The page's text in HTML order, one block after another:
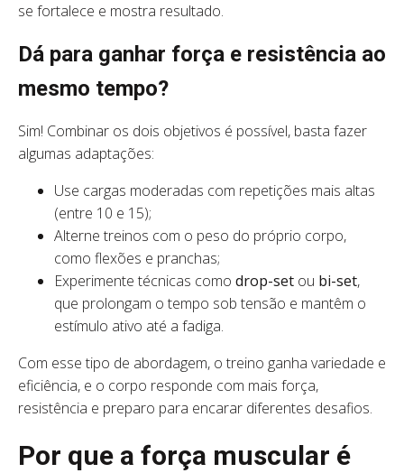
se fortalece e mostra resultado.
Dá para ganhar força e resistência ao
mesmo tempo?
Sim! Combinar os dois objetivos é possível, basta fazer
algumas adaptações:
Use cargas moderadas com repetições mais altas
(entre 10 e 15);
Alterne treinos com o peso do próprio corpo,
como flexões e pranchas;
Experimente técnicas como drop-set ou bi-set,
que prolongam o tempo sob tensão e mantêm o
estímulo ativo até a fadiga.
Com esse tipo de abordagem, o treino ganha variedade e
eficiência, e o corpo responde com mais força,
resistência e preparo para encarar diferentes desafios.
Por que a força muscular é